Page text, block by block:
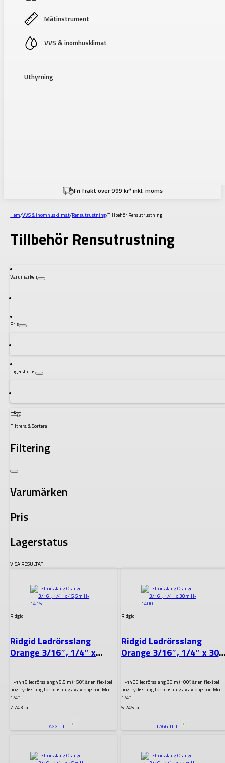
Mätinstrument
VVS & inomhusklimat
Uthyrning
Fri frakt över 999 kr* inkl. moms
Hem/VVS & inomhusklimat/Rensutrustning/Tillbehör Rensutrustning
Tillbehör Rensutrustning
Varumärken
Pris
Lagerstatus
Filtrera & Sortera
Filtering
Varumärken
Pris
Lagerstatus
VISA RESULTAT
Ridgid
Ridgid Ledrörsslang
Orange 3/16″, 1/4″ x
H-1415 ledrörsslang 45,5 m (150′) är en flexibel
högtrycksslang för rensning av avloppsrör. Med
1/4″…
7 743 kr
LÄGG TILL
Ridgid
Ridgid Ledrörsslang
Orange 3/16″, 1/4″ x
H-1400 ledrörsslang 30 m (100′) är en flexibel
högtrycksslang för rensning av avloppsrör. Med
1/4″…
5 245 kr
LÄGG TILL